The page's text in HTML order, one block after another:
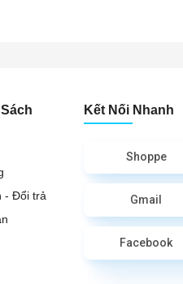
- Đổi trả
Kết Nối Nhanh
Shoppe
Gmail
Facebook